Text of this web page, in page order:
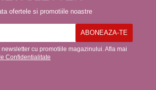
ofertele si promotiile noastre
cu promotiile magazinului. Afla mai
Confidentialitate